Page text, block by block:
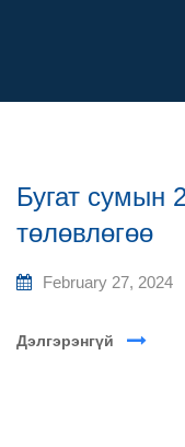
Бугат сумын
төлөвлөгөө
February 27, 2024
Дэлгэрэнгүй